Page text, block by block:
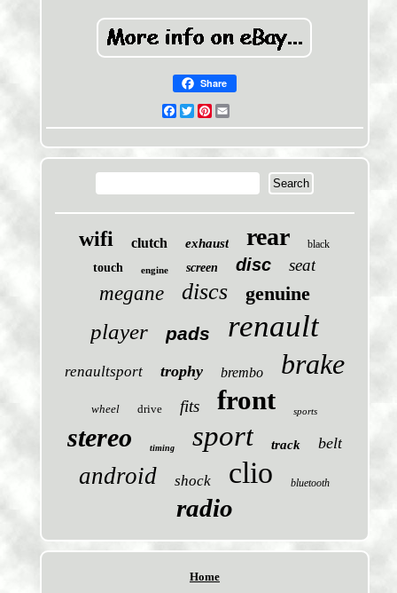
Share
Facebook
TwitterPinterest
wifi clutch exhaust rear black
touch engine screen disc seat
megane discs genuine
player pads renault
renaultsport trophy brembo brake
wheel drive fits front sports
stereo timing sport track belt
android shock clio bluetooth
radio
Home